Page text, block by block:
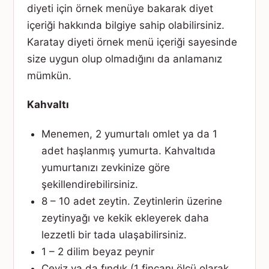
diyeti için örnek menüye bakarak diyet
içeriği hakkında bilgiye sahip olabilirsiniz.
Karatay diyeti örnek menü içeriği sayesinde
size uygun olup olmadığını da anlamanız
mümkün.
Kahvaltı
Menemen, 2 yumurtalı omlet ya da 1
adet haşlanmış yumurta. Kahvaltıda
yumurtanızı zevkinize göre
şekillendirebilirsiniz.
8 – 10 adet zeytin. Zeytinlerin üzerine
zeytinyağı ve kekik ekleyerek daha
lezzetli bir tada ulaşabilirsiniz.
1 – 2 dilim beyaz peynir